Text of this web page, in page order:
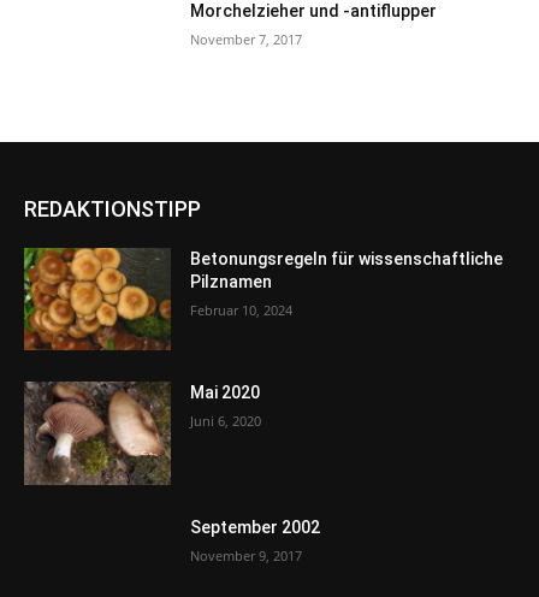
Morchelzieher und -antiflupper
November 7, 2017
REDAKTIONSTIPP
Betonungsregeln für wissenschaftliche
Pilznamen
Februar 10, 2024
Mai 2020
Juni 6, 2020
September 2002
November 9, 2017